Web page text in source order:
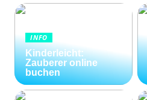
INFO
Kinderleicht:
Zauberer online
buchen